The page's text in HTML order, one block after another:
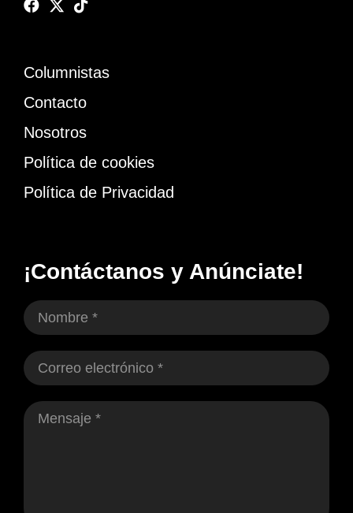
Columnistas
Contacto
Nosotros
Política de cookies
Política de Privacidad
¡Contáctanos y Anúnciate!